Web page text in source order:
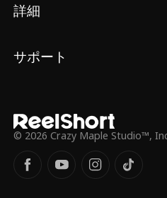
詳細
サポート
© 2026 Crazy Maple Studio™,